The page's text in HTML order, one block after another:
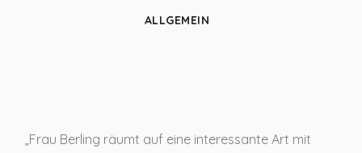
ALLGEMEIN
„Frau Berling räumt auf eine interessante Art mit